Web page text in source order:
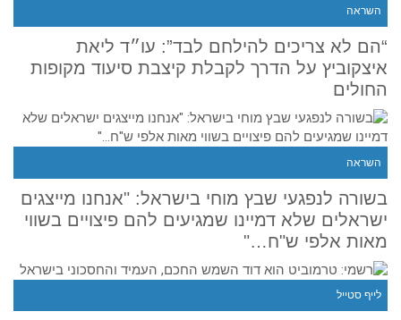
הכרתם
השראה
“הם לא צריכים להילחם לבד”: עו״ד ליאת
איצקוביץ על הדרך לקבלת קיצבת סיעוד מקופות
החולים
השראה
בשורה לנפגעי שבץ מוחי בישראל: "אנחנו מייצגים
ישראלים שלא דמיינו שמגיעים להם פיצויים בשווי
מאות אלפי ש"ח…"
לייף סטייל